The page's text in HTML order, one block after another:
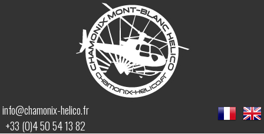
info@chamonix-helico.fr
+33 (0)4 50 54 13 82